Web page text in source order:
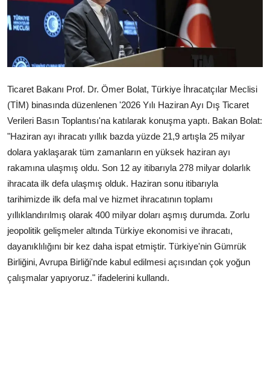
Ticaret Bakanı Prof. Dr. Ömer Bolat, Türkiye İhracatçılar Meclisi
(TİM) binasında düzenlenen '2026 Yılı Haziran Ayı Dış Ticaret
Verileri Basın Toplantısı'na katılarak konuşma yaptı. Bakan Bolat:
"Haziran ayı ihracatı yıllık bazda yüzde 21,9 artışla 25 milyar
dolara yaklaşarak tüm zamanların en yüksek haziran ayı
rakamına ulaşmış oldu. Son 12 ay itibarıyla 278 milyar dolarlık
ihracata ilk defa ulaşmış olduk. Haziran sonu itibarıyla
tarihimizde ilk defa mal ve hizmet ihracatının toplamı
yıllıklandırılmış olarak 400 milyar doları aşmış durumda. Zorlu
jeopolitik gelişmeler altında Türkiye ekonomisi ve ihracatı,
dayanıklılığını bir kez daha ispat etmiştir. Türkiye'nin Gümrük
Birliğini, Avrupa Birliği'nde kabul edilmesi açısından çok yoğun
çalışmalar yapıyoruz." ifadelerini kullandı.